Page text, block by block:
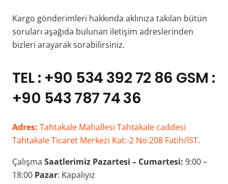
Kargo gönderimleri hakkında aklınıza takılan bütün
soruları aşağıda bulunan iletişim adreslerinden
bizleri arayarak sorabilirsiniz.
TEL : +90 534 392 72 86 GSM :
+90 543 787 74 36
Adres: Tahtakale Mahallesi Tahtakale caddesi
Tahtakale Ticaret Merkezi Kat:-2 No:208 Fatih/İST.
Çalışma Saatlerimiz Pazartesi – Cumartesi: 9:00 –
18:00 Pazar: Kapalıyız